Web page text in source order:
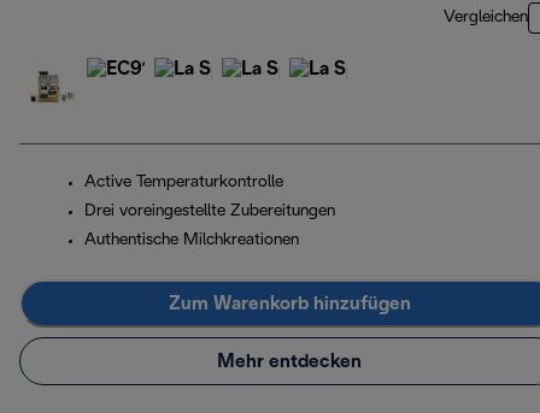
Vergleichen
Active Temperaturkontrolle
Drei voreingestellte Zubereitungen
Authentische Milchkreationen
Zum Warenkorb hinzufügen
Mehr entdecken